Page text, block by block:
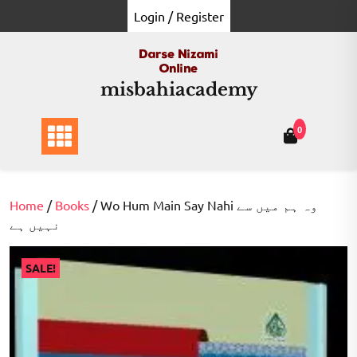
to
Login / Register
misbahiacademy
0
Home / Books / Wo Hum Main Say Nahi وہ ہم میں سے
نہیں ہے
SALE!